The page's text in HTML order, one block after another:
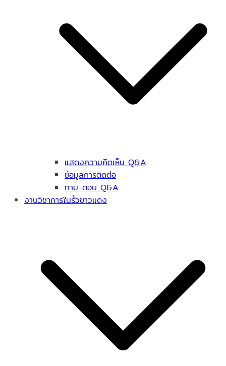
แสดงความคิดเห็น Q&A
ข้อมูลการติดต่อ
ถาม-ตอบ Q&A
งานวิชาการในรั้วขาวแดง